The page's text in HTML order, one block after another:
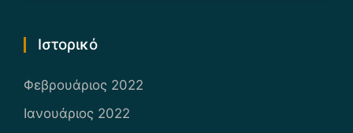
Ιστορικό
Φεβρουάριος 2022
Ιανουάριος 2022